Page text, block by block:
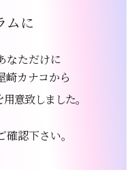
ムに
なただけに
崎カナコから
用意致しました。
確認下さい。